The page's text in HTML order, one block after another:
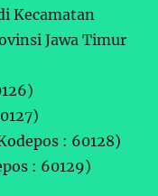
Kecamatan
Jawa Timur
: 60128)
: 60129)